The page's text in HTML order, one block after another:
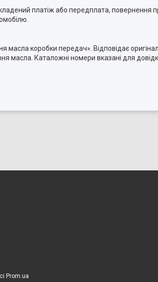
платіж або передплата, повернення
масла коробки передач». Відповідає
масла. Каталожні номери вказані для
Prom.ua